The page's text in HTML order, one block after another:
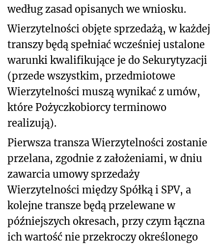
według zasad opisanych we wniosku.
Wierzytelności objęte sprzedażą, w każdej
transzy będą spełniać wcześniej ustalone
warunki kwalifikujące je do Sekurytyzacji
(przede wszystkim, przedmiotowe
Wierzytelności muszą wynikać z umów,
które Pożyczkobiorcy terminowo
realizują).
Pierwsza transza Wierzytelności zostanie
przelana, zgodnie z założeniami, w dniu
zawarcia umowy sprzedaży
Wierzytelności między Spółką i SPV, a
kolejne transze będą przelewane w
późniejszych okresach, przy czym łączna
ich wartość nie przekroczy określonego